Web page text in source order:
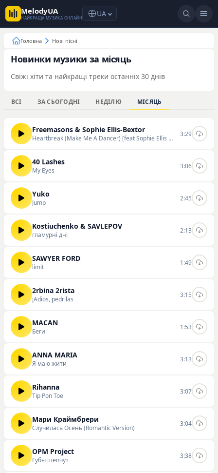
MelodyUA
НАЙКРАЩА МУЗИКА ОНЛАЙН UA
Головна Нові пісні
Новинки музики за місяць
Свіжі хіти та найкращі треки останніх 30 днів
ВСІ ЗА СЬОГОДНІ НЕДІЛЮ МІСЯЦЬ
Freemasons & Sophie Ellis-Bextor
Heartbreak (Make Me A Dancer) [feat Sophie Ellis Bextor]
3:29
40 Lashes
My Eyes
3:06
Yuko
Jump
2:45
Kostiuchenko & SAVLEPOV
гламурні дні
2:13
SAWYER FORD
limit
1:49
2rbina 2rista
¡Adios, pedrilas
3:15
MACAN
Беги
1:53
ANNA MARIA
Я маю жити
3:13
Rihanna
Tip Pon Toe
3:07
Мари Краймбрери
Случилась Осень (Romantic Version)
3:04
OPM Project
Губы шепчут
3:38